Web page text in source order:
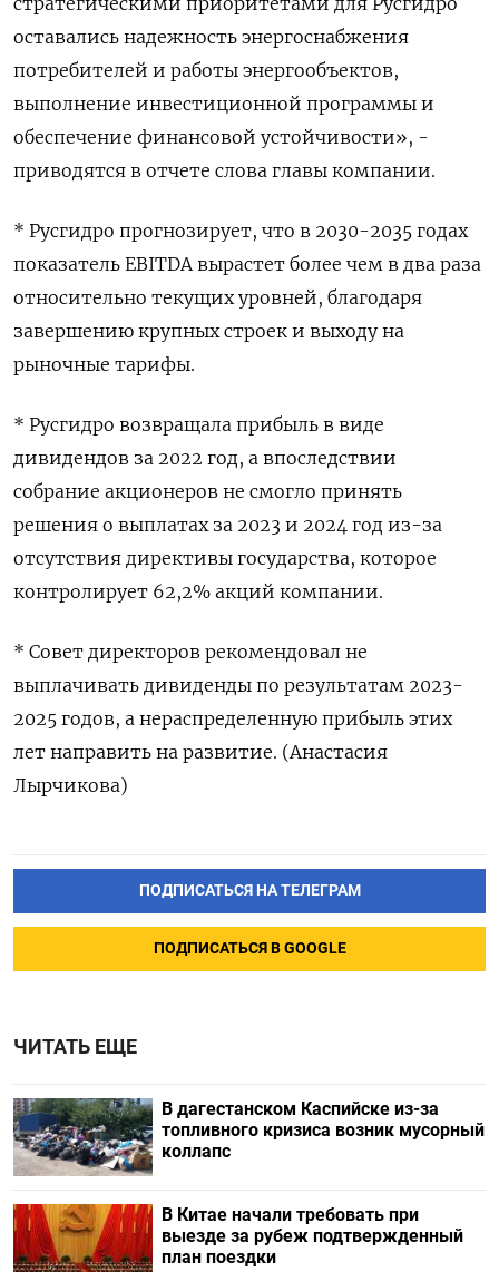
оставались ​надежность энергоснабжения
потребителей ​и работы ‌энергообъектов,
выполнение инвестиционной программы и
обеспечение финансовой устойчивости», -
приводятся ​в отчете слова главы компании.
* Русгидро прогнозирует, что в 2030-2035 годах
показатель EBITDA вырастет более чем в два раза
относительно текущих уровней, благодаря
завершению крупных строек и выходу на
рыночные тарифы.
* Русгидро возвращала прибыль в виде
дивидендов за ​2022 год, а ⁠впоследствии
собрание акционеров не смогло принять
решения о выплатах за 2023 и ‌2024 год из-за
отсутствия директивы государства, которое
контролирует ‌62,2% акций компании.
* Совет директоров рекомендовал не
выплачивать дивиденды ​по результатам 2023-
2025 годов, а нераспределенную прибыль ‌этих
лет направить на развитие. (Анастасия
Лырчикова)
ПОДПИСАТЬСЯ НА ТЕЛЕГРАМ
ПОДПИСАТЬСЯ В GOOGLE
ЧИТАТЬ ЕЩЕ
В дагестанском Каспийске из-за
топливного кризиса возник мусорный
коллапс
В Китае начали требовать при
выезде за рубеж подтвержденный
план поездки